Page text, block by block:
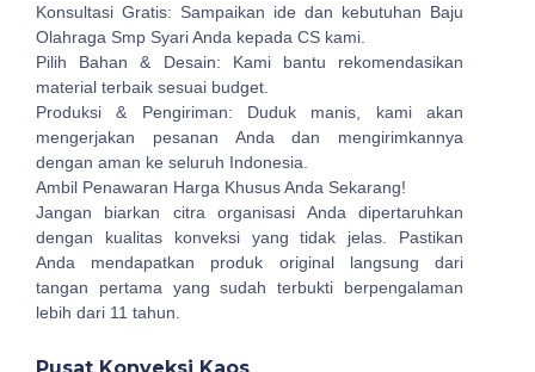
Konsultasi Gratis: Sampaikan ide dan kebutuhan Baju
Olahraga Smp Syari Anda kepada CS kami.
Pilih Bahan & Desain: Kami bantu rekomendasikan
material terbaik sesuai budget.
Produksi & Pengiriman: Duduk manis, kami akan
mengerjakan pesanan Anda dan mengirimkannya
dengan aman ke seluruh Indonesia.
Ambil Penawaran Harga Khusus Anda Sekarang!
Jangan biarkan citra organisasi Anda dipertaruhkan
dengan kualitas konveksi yang tidak jelas. Pastikan
Anda mendapatkan produk original langsung dari
tangan pertama yang sudah terbukti berpengalaman
lebih dari 11 tahun.